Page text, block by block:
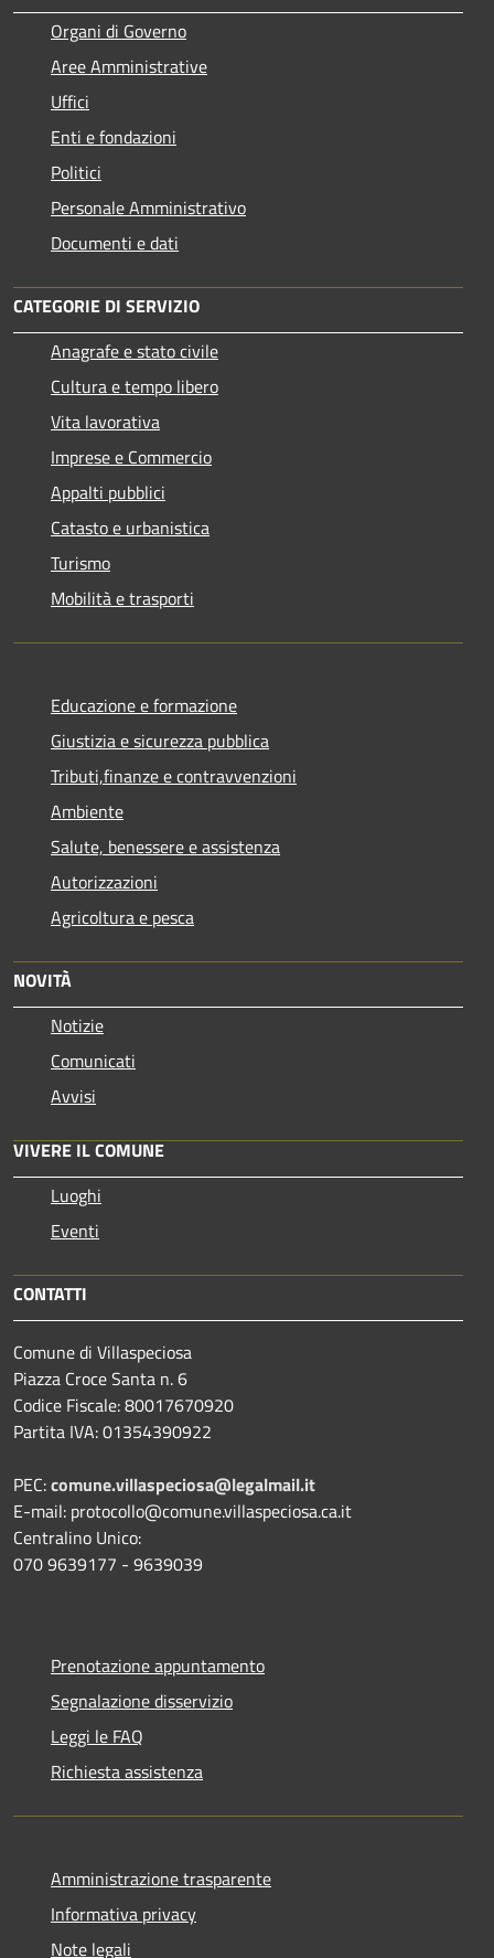
Organi di Governo
Aree Amministrative
Uffici
Enti e fondazioni
Politici
Personale Amministrativo
Documenti e dati
CATEGORIE DI SERVIZIO
Anagrafe e stato civile
Cultura e tempo libero
Vita lavorativa
Imprese e Commercio
Appalti pubblici
Catasto e urbanistica
Turismo
Mobilità e trasporti
Educazione e formazione
Giustizia e sicurezza pubblica
Tributi,finanze e contravvenzioni
Ambiente
Salute, benessere e assistenza
Autorizzazioni
Agricoltura e pesca
NOVITÀ
Notizie
Comunicati
Avvisi
VIVERE IL COMUNE
Luoghi
Eventi
CONTATTI
Comune di Villaspeciosa
Piazza Croce Santa n. 6
Codice Fiscale: 80017670920
Partita IVA: 01354390922
PEC:comune.villaspeciosa@legalmail.it
E-mail: protocollo@comune.villaspeciosa.ca.it
Centralino Unico:
070 9639177 - 9639039
Prenotazione appuntamento
Segnalazione disservizio
Leggi le FAQ
Richiesta assistenza
Amministrazione trasparente
Informativa privacy
Note legali